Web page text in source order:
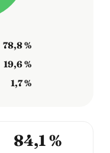
78,8 %
19,6 %
1,7 %
84,1 %